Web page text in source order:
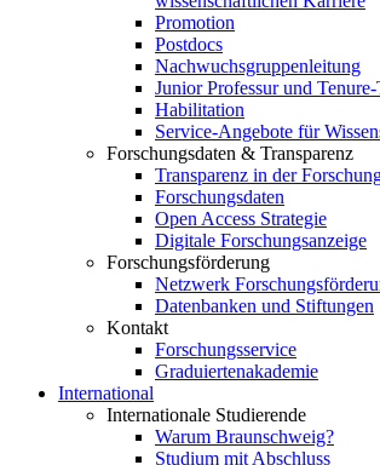
Promotion
Postdocs
Nachwuchsgruppenleitung
Junior Professur und
Habilitation
Service-Angebote für
Forschungsdaten & Transparenz
Transparenz in der
Forschungsdaten
Open Access Strategie
Digitale Forschungsanzeige
Forschungsförderung
Netzwerk
Datenbanken und Stiftungen
Kontakt
Forschungsservice
Graduiertenakademie
International
Internationale Studierende
Warum Braunschweig?
Studium mit Abschluss